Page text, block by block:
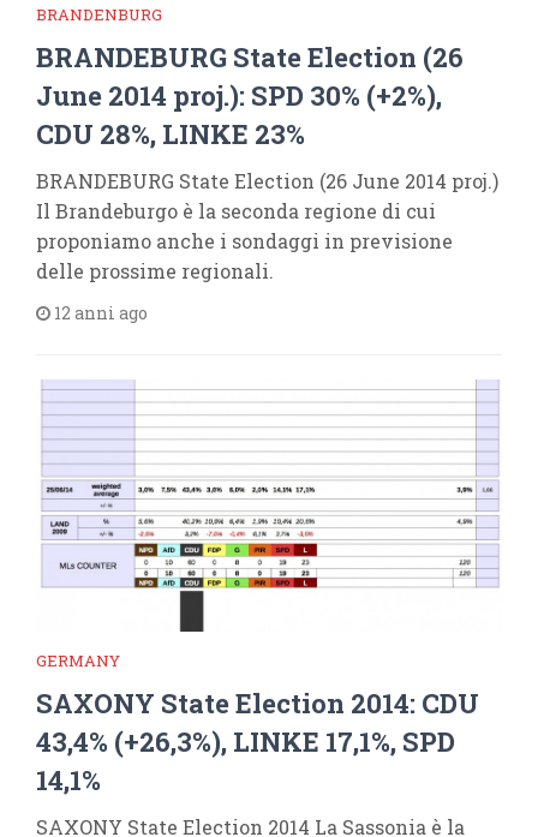
BRANDENBURG
BRANDEBURG State Election (26
June 2014 proj.): SPD 30% (+2%),
CDU 28%, LINKE 23%
BRANDEBURG State Election (26 June 2014 proj.)
Il Brandeburgo è la seconda regione di cui
proponiamo anche i sondaggi in previsione
delle prossime regionali.
12 anni ago
GERMANY
SAXONY State Election 2014: CDU
43,4% (+26,3%), LINKE 17,1%, SPD
14,1%
SAXONY State Election 2014 La Sassonia è la